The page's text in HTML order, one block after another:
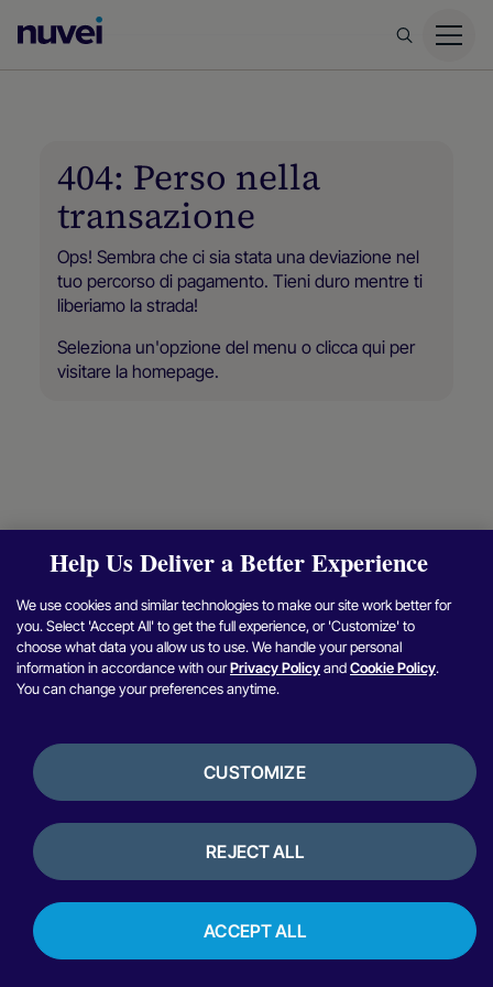
di
404: Perso nella
transazione
Ops! Sembra che ci sia stata una deviazione nel
tuo percorso di pagamento. Tieni duro mentre ti
liberiamo la strada!
Seleziona un'opzione del menu o clicca qui per
visitare la homepage.
Help Us Deliver a Better Experience
We use cookies and similar technologies to make our site work better for
you. Select 'Accept All' to get the full experience, or 'Customize' to
choose what data you allow us to use. We handle your personal
information in accordance with ourPrivacy PolicyandCookie Policy.
You can change your preferences anytime.
CUSTOMIZE
REJECT ALL
ACCEPT ALL